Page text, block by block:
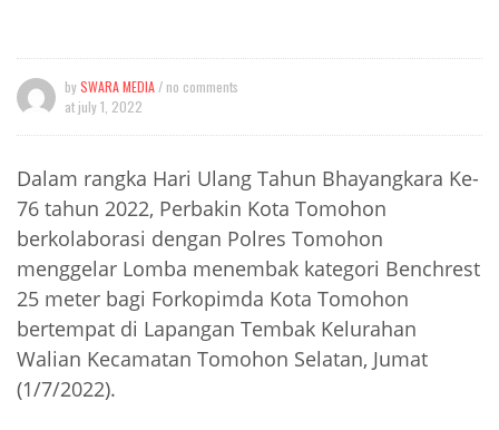
bySWARA MEDIA/ no comments
at july 1, 2022
Dalam rangka Hari Ulang Tahun Bhayangkara Ke-
76 tahun 2022, Perbakin Kota Tomohon
berkolaborasi dengan Polres Tomohon
menggelar Lomba menembak kategori Benchrest
25 meter bagi Forkopimda Kota Tomohon
bertempat di Lapangan Tembak Kelurahan
Walian Kecamatan Tomohon Selatan, Jumat
(1/7/2022).